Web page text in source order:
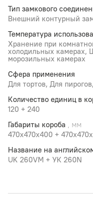
Тип замкового
Внешний контурный
Температура
Хранение при
холодильных камерах,
морозильных камерах
Сфера применения
Для тортов, Для
Количество единиц в
120 + 240
Габариты короба , мм
470x470х400 +
Название на
UK 260VM + УК 260N